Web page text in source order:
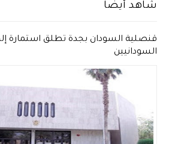
شاهد أيضاً
قنصلية السودان بجدة تطلق استمارة
السودانيين